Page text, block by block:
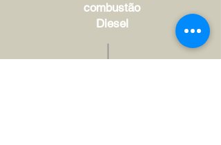
combustão
Diesel